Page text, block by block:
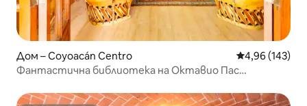
Дом – Coyoacán Centro Средна
4,96 (143)
Фантастична библиотека на Октавио Пас